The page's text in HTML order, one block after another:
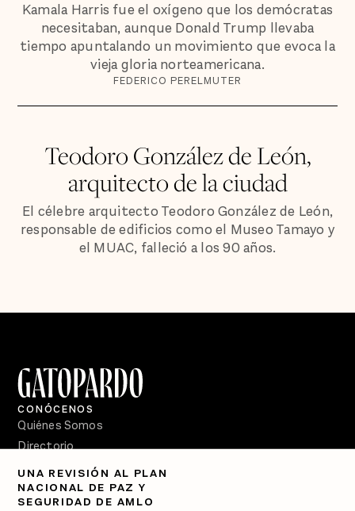
Kamala Harris fue el oxígeno que los demócratas
necesitaban, aunque Donald Trump llevaba
tiempo apuntalando un movimiento que evoca la
vieja gloria norteamericana.
FEDERICO PERELMUTER
Teodoro González de León,
arquitecto de la ciudad
El célebre arquitecto Teodoro González de León,
responsable de edificios como el Museo Tamayo y
el MUAC, falleció a los 90 años.
UNA REVISIÓN AL PLAN
NACIONAL DE PAZ Y
SEGURIDAD DE AMLO
CONÓCENOS
Quiénes Somos
Directorio
PÓDCASTS
Semanario Gatopardo